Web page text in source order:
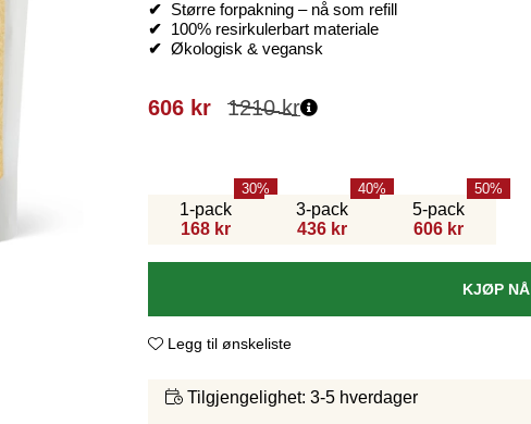
✔ Større forpakning – nå som refill
✔ 100% resirkulerbart materiale
✔ Økologisk & vegansk
1210kr
606 kr
1-pack
168 kr
30
3-pack
436 kr
40
5-pack
606 kr
50
KJØP NÅ
Legg til ønskeliste
Tilgjengelighet: 3-5 hverdager